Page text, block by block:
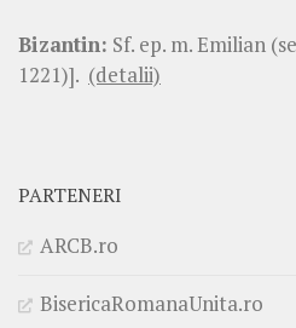
Bizantin: Sf. ep. m. Emilian
1221)]. (detalii)
PARTENERI
ARCB.ro
BisericaRomanaUnita.ro